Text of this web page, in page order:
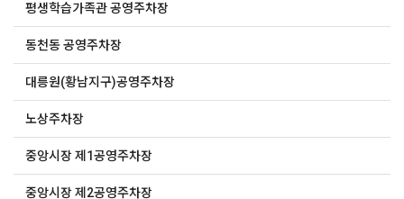
평생학습가족관 공영주차장
동천동 공영주차장
대릉원(황남지구)공영주차장
노상주차장
중앙시장 제1공영주차장
중앙시장 제2공영주차장